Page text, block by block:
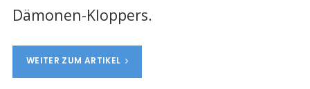
Dämonen-Kloppers.
WEITER ZUM ARTIKEL